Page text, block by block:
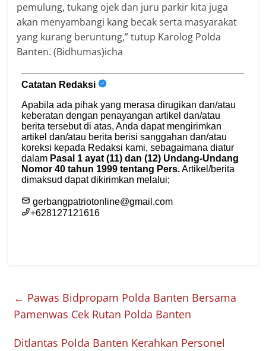
pemulung, tukang ojek dan juru parkir kita juga
akan menyambangi kang becak serta masyarakat
yang kurang beruntung,” tutup Karolog Polda
Banten. (Bidhumas)icha
← Pawas Bidpropam Polda Banten Bersama
Pamenwas Cek Rutan Polda Banten
Ditlantas Polda Banten Kerahkan Personel